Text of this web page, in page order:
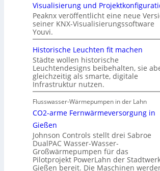
Visualisierung und
Peaknx veröffentlicht eine neue
seiner KNX-Visualisierungssoftware
Youvi.
Historische Leuchten fit machen
Städte wollen historische
Leuchtendesigns beibehalten, sie
gleichzeitig als smarte, digitale
Infrastruktur nutzen.
Flusswasser-Wärmepumpen in der Lahn
CO2-arme Fernwärmeversorgung in
Gießen
Johnson Controls stellt drei Sabroe
DualPAC Wasser-Wasser-
Großwärmepumpen für das
Pilotprojekt PowerLahn der
Gießen bereit. Die Maschinen